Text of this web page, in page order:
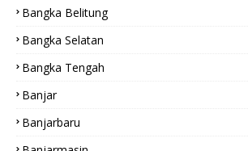
Bangka Belitung
Bangka Selatan
Bangka Tengah
Banjar
Banjarbaru